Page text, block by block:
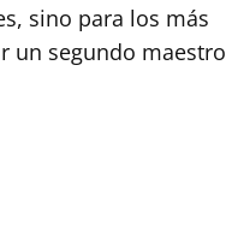
sino para los más
un segundo maestro